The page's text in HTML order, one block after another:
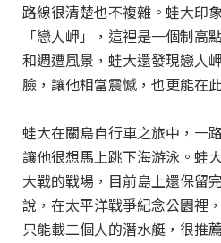
路線很清楚也不複雜。蛙大印
「戀人岬」，這裡是一個制高
和週遭風景，蛙大還發現戀人
臉，讓他相當震憾，也更能在
蛙大在關島自行車之旅中，一
讓他很想馬上跳下海游泳。蛙
大戰的戰場，目前島上還保留
說，在太平洋戰爭紀念公園裡
只能載二個人的潛水艇，很推